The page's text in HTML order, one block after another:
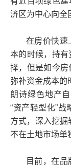
济区为中心向全
在房价快速上
本的时候，持
择，但是如今房
弥补资金成本的
朗诗绿色地产
“资产轻型化”
方式，深入挖
不在土地市场单
目前，在品牌